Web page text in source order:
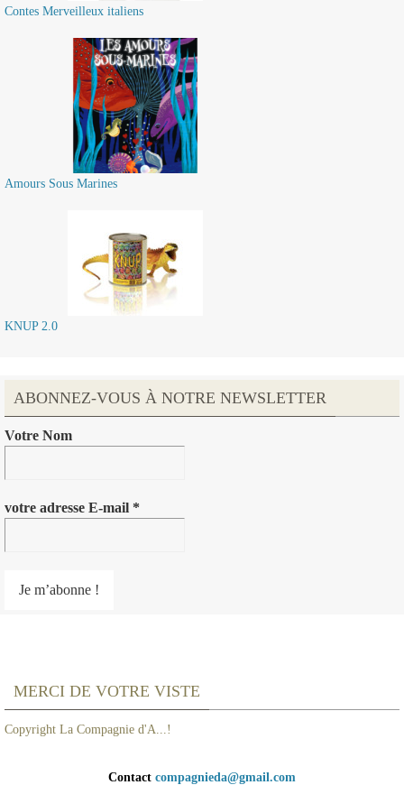
Contes Merveilleux italiens
Amours Sous Marines
KNUP 2.0
ABONNEZ-VOUS À NOTRE NEWSLETTER
Votre Nom
votre adresse E-mail *
MERCI DE VOTRE VISTE
Copyright La Compagnie d'A...!
Contact compagnieda@gmail.com